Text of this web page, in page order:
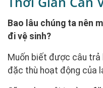
Bao lâu chúng ta nên
đi vệ sinh?
Muốn biết được câu trả
đặc thù hoạt động của